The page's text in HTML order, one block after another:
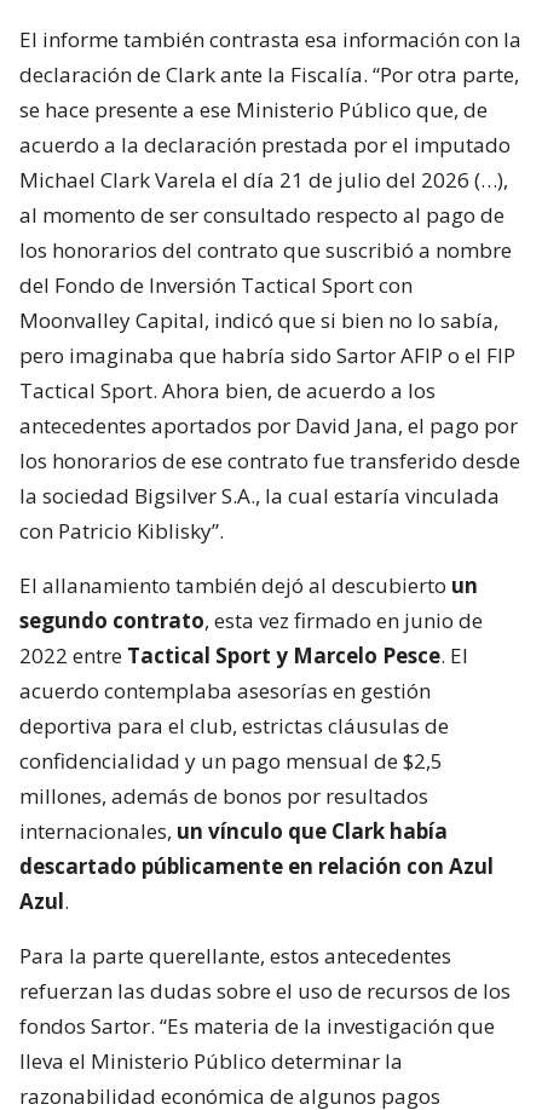
El informe también contrasta esa información con la
declaración de Clark ante la Fiscalía. “Por otra parte,
se hace presente a ese Ministerio Público que, de
acuerdo a la declaración prestada por el imputado
Michael Clark Varela el día 21 de julio del 2026 (…),
al momento de ser consultado respecto al pago de
los honorarios del contrato que suscribió a nombre
del Fondo de Inversión Tactical Sport con
Moonvalley Capital, indicó que si bien no lo sabía,
pero imaginaba que habría sido Sartor AFIP o el FIP
Tactical Sport. Ahora bien, de acuerdo a los
antecedentes aportados por David Jana, el pago por
los honorarios de ese contrato fue transferido desde
la sociedad Bigsilver S.A., la cual estaría vinculada
con Patricio Kiblisky”.
El allanamiento también dejó al descubierto un
segundo contrato, esta vez firmado en junio de
2022 entre Tactical Sport y Marcelo Pesce. El
acuerdo contemplaba asesorías en gestión
deportiva para el club, estrictas cláusulas de
confidencialidad y un pago mensual de $2,5
millones, además de bonos por resultados
internacionales, un vínculo que Clark había
descartado públicamente en relación con Azul
Azul.
Para la parte querellante, estos antecedentes
refuerzan las dudas sobre el uso de recursos de los
fondos Sartor. “Es materia de la investigación que
lleva el Ministerio Público determinar la
razonabilidad económica de algunos pagos